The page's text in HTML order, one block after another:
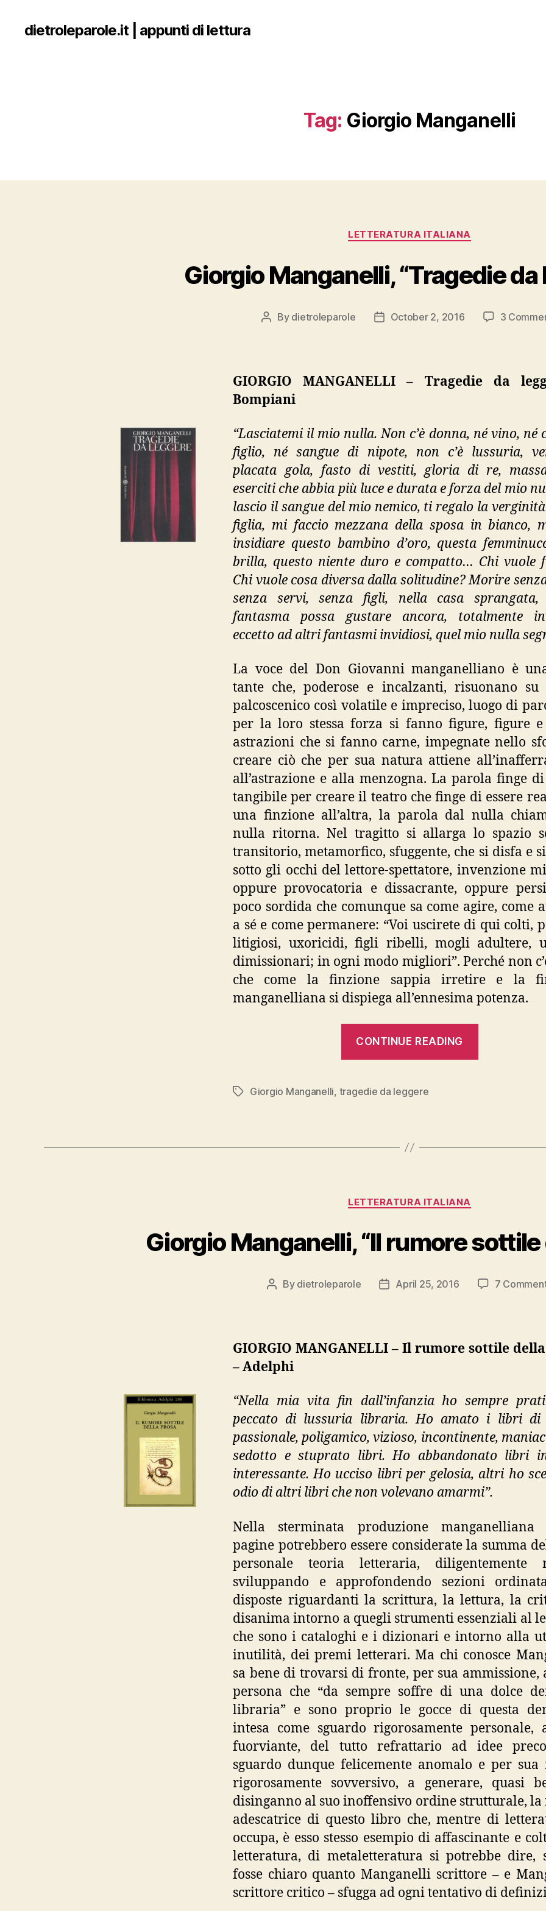
dietroleparole.it | appunti di lettura
Tag: Giorgio Manganelli
Categories
LETTERATURA ITALIANA
Giorgio Manganelli, “Tragedie da
Post
By dietroleparole
PostOctober 2, 2016 3
GIORGIO MANGANELLI – Tragedie da
Bompiani
“Lasciatemi il mio nulla. Non c’è donna, né vino, né
figlio, né sangue di nipote, non c’è lussuria,
placata gola, fasto di vestiti, gloria di re,
eserciti che abbia più luce e durata e forza del mio
lascio il sangue del mio nemico, ti regalo la
figlia, mi faccio mezzana della sposa in bianco,
insidiare questo bambino d’oro, questa
brilla, questo niente duro e compatto… Chi vuole
Chi vuole cosa diversa dalla solitudine? Morire
senza servi, senza figli, nella casa
fantasma possa gustare ancora, totalmente
eccetto ad altri fantasmi invidiosi, quel mio nulla
La voce del Don Giovanni manganelliano è
tante che, poderose e incalzanti, risuonano su
palcoscenico così volatile e impreciso, luogo di
per la loro stessa forza si fanno figure, figure
astrazioni che si fanno carne, impegnate nello
creare ciò che per sua natura attiene
all’astrazione e alla menzogna. La parola finge di
tangibile per creare il teatro che finge di essere
una finzione all’altra, la parola dal nulla
nulla ritorna. Nel tragitto si allarga lo spazio
transitorio, metamorfico, sfuggente, che si disfa e
sotto gli occhi del lettore-spettatore, invenzione
oppure provocatoria e dissacrante, oppure
poco sordida che comunque sa come agire, come
a sé e come permanere: “Voi uscirete di qui colti,
litigiosi, uxoricidi, figli ribelli, mogli adultere,
dimissionari; in ogni modo migliori”. Perché non
che come la finzione sappia irretire e la
manganelliana si dispiega all’ennesima potenza.
CONTINUE READING
TagsGiorgio Manganelli, tragedie da leggere
Categories
LETTERATURA ITALIANA
Giorgio Manganelli, “Il rumore sottile
Post
By dietroleparole
PostApril 25, 2016 7
GIORGIO MANGANELLI – Il rumore sottile
– Adelphi
“Nella mia vita fin dall’infanzia ho sempre
peccato di lussuria libraria. Ho amato i libri di
passionale, poligamico, vizioso, incontinente,
sedotto e stuprato libri. Ho abbandonato libri
interessante. Ho ucciso libri per gelosia, altri ho
odio di altri libri che non volevano amarmi”.
Nella sterminata produzione manganelliana
pagine potrebbero essere considerate la summa
personale teoria letteraria, diligentemente
sviluppando e approfondendo sezioni
disposte riguardanti la scrittura, la lettura, la
disanima intorno a quegli strumenti essenziali al
che sono i cataloghi e i dizionari e intorno alla
inutilità, dei premi letterari. Ma chi conosce
sa bene di trovarsi di fronte, per sua ammissione,
persona che “da sempre soffre di una dolce
libraria” e sono proprio le gocce di questa
intesa come sguardo rigorosamente personale,
fuorviante, del tutto refrattario ad idee
sguardo dunque felicemente anomalo e per sua
rigorosamente sovversivo, a generare, quasi
disinganno al suo inoffensivo ordine strutturale, la
adescatrice di questo libro che, mentre di
occupa, è esso stesso esempio di affascinante e
letteratura, di metaletteratura si potrebbe dire,
fosse chiaro quanto Manganelli scrittore – e
scrittore critico – sfugga ad ogni tentativo di